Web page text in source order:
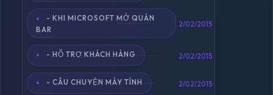
- KHI MICROSOFT MỞ QUÁN
BAR
2/02/2015
- HỖ TRỢ KHÁCH HÀNG 2/02/2015
- CÂU CHUYỆN MÁY TÍNH 2/02/2015